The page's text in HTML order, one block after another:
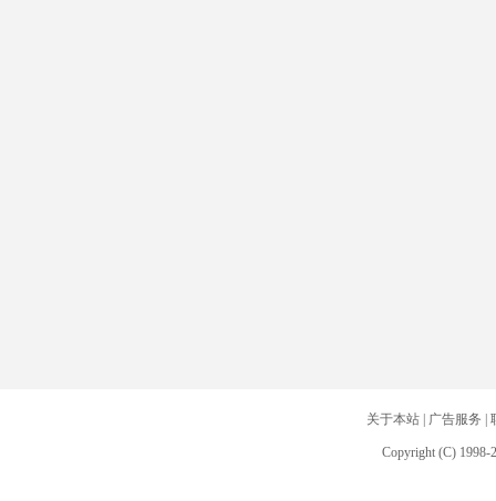
关于本站| 广告服务
Copyright (C) 1998-